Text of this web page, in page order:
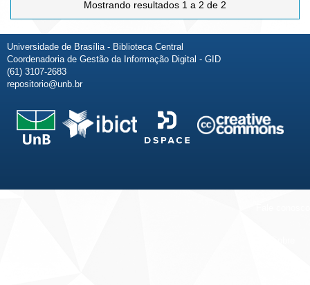
Mostrando resultados 1 a 2 de 2
Universidade de Brasília - Biblioteca Central
Coordenadoria de Gestão da Informação Digital - GID
(61) 3107-2683
repositorio@unb.br